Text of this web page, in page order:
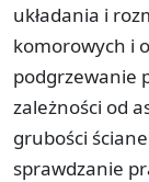
układania i
komorowych i
podgrzewanie
zależności od
grubości
sprawdzanie